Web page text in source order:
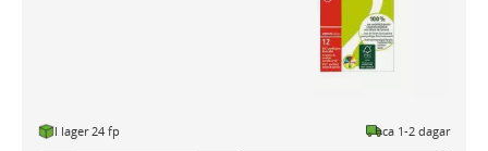
I lager 24 fp ca 1-2 dagar